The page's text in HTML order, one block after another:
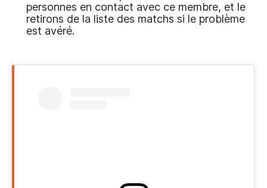
personnes en contact avec ce membre, et le
retirons de la liste des matchs si le problème
est avéré.